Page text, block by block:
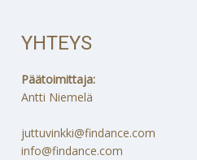
YHTEYS
Päätoimittaja:
Antti Niemelä
juttuvinkki@findance.com
info@findance.com